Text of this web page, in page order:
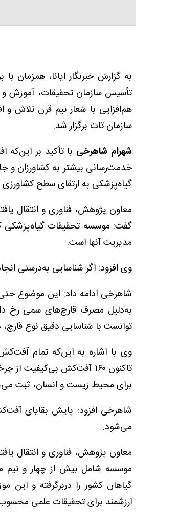
به گزارش خبرنگار ایانا، همزمان
هم‌افزایی با شعار نیم قرن تلاش و
سازمان تات برگزار شد.
شهرام شاهرخی با تأکید بر این‌که
خدمت‌رسانی بیشتر به کشاورزان و
گیاه‌پزشکی به ارتقای سطح
معاون پژوهش، فناوری و انتقال
گفت: موسسه تحقیقات گیاه‌پزشکی
مدیریت آنها است.
وی افزود: اگر شناسایی به‌درستی
شاهرخی ادامه داد: این موضوع
به‌دلیل مصرف قارچ‌های سمی رخ
توانست با شناسایی دقیق نوع قارچ،
وی با اشاره به این‌که تمام
برای محیط زیست و انسان، ثبت
شاهرخی افزود: پایش بقایای
می‌شود.
معاون پژوهش، فناوری و انتقال
گیاهان کشور را دربرگرفته و این
ارزشمند برای تحقیقات علمی